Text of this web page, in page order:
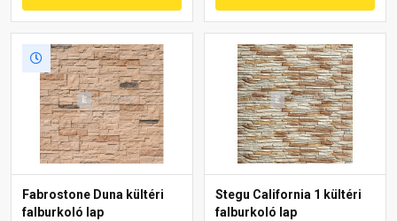
Fabrostone Duna kültéri
falburkoló lap
Stegu California 1 kültéri
falburkoló lap